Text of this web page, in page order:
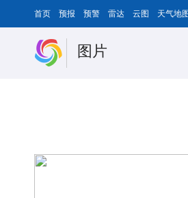
首页 预报 预警 雷达 云图 天气地图
图片